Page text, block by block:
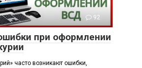
92
при оформлении
часто возникают ошибки,